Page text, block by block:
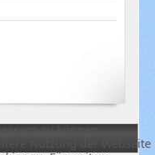
zu können,
Nutzung der Webseite